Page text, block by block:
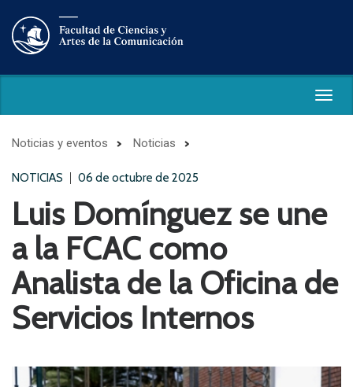
Noticias y eventos Noticias
NOTICIAS 06 de octubre de 2025
Luis Domínguez se une
a la FCAC como
Analista de la Oficina de
Servicios Internos